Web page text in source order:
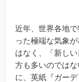
近年、世界各地
った極端な気象
はなく、「新し
方も多いのではな
に、英紙『ガー